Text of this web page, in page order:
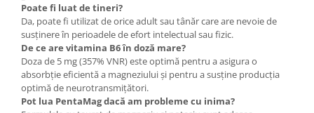
Poate fi luat de tineri?
Da, poate fi utilizat de orice adult sau tânăr care are nevoie de
susținere în perioadele de efort intelectual sau fizic.
De ce are vitamina B6 în doză mare?
Doza de 5 mg (357% VNR) este optimă pentru a asigura o
absorbție eficientă a magneziului și pentru a susține producția
optimă de neurotransmițători.
Pot lua PentaMag dacă am probleme cu inima?